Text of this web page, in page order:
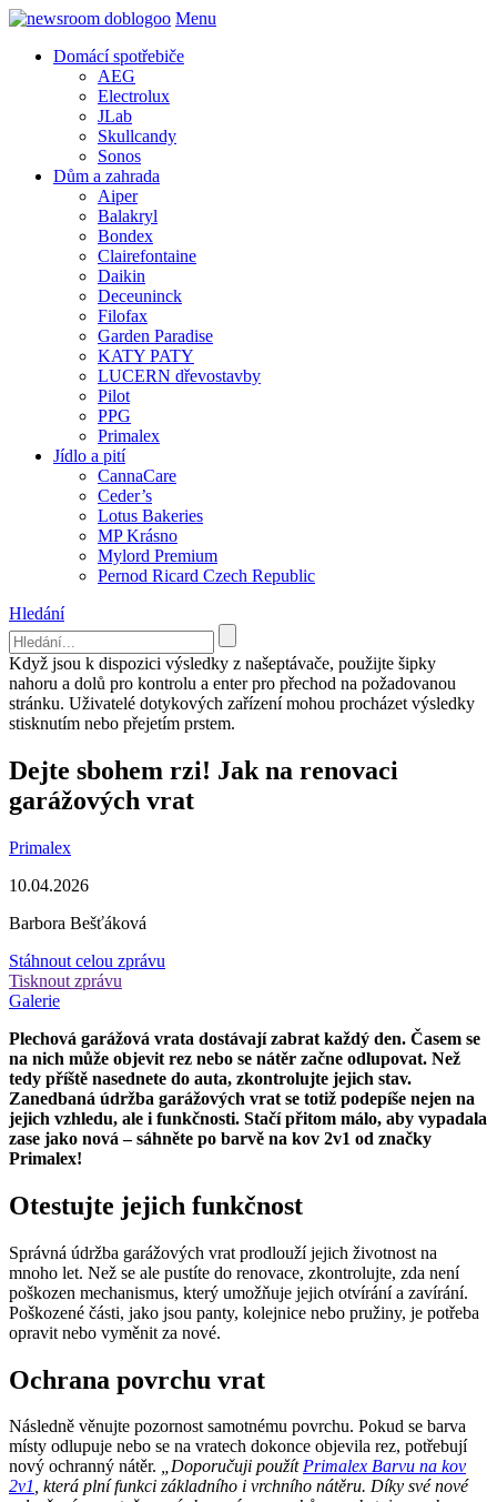
Menu
Domácí spotřebiče
AEG
Electrolux
JLab
Skullcandy
Sonos
Dům a zahrada
Aiper
Balakryl
Bondex
Clairefontaine
Daikin
Deceuninck
Filofax
Garden Paradise
KATY PATY
LUCERN dřevostavby
Pilot
PPG
Primalex
Jídlo a pití
CannaCare
Ceder’s
Lotus Bakeries
MP Krásno
Mylord Premium
Pernod Ricard Czech Republic
Hledání
Když jsou k dispozici výsledky z našeptávače, použijte šipky
nahoru a dolů pro kontrolu a enter pro přechod na požadovanou
stránku. Uživatelé dotykových zařízení mohou procházet výsledky
stisknutím nebo přejetím prstem.
Dejte sbohem rzi! Jak na renovaci
garážových vrat
Primalex
10.04.2026
Barbora Bešťáková
Stáhnout celou zprávu
Tisknout zprávu
Galerie
Plechová garážová vrata dostávají zabrat každý den. Časem se
na nich může objevit rez nebo se nátěr začne odlupovat. Než
tedy příště nasednete do auta, zkontrolujte jejich stav.
Zanedbaná údržba garážových vrat se totiž podepíše nejen na
jejich vzhledu, ale i funkčnosti. Stačí přitom málo, aby vypadala
zase jako nová – sáhněte po barvě na kov 2v1 od značky
Primalex!
Otestujte jejich funkčnost
Správná údržba garážových vrat prodlouží jejich životnost na
mnoho let. Než se ale pustíte do renovace, zkontrolujte, zda není
poškozen mechanismus, který umožňuje jejich otvírání a zavírání.
Poškozené části, jako jsou panty, kolejnice nebo pružiny, je potřeba
opravit nebo vyměnit za nové.
Ochrana povrchu vrat
Následně věnujte pozornost samotnému povrchu. Pokud se barva
místy odlupuje nebo se na vratech dokonce objevila rez, potřebují
nový ochranný nátěr. „Doporučuji použítPrimalex Barvu na kov
2v1, která plní funkci základního i vrchního nátěru. Díky své nové